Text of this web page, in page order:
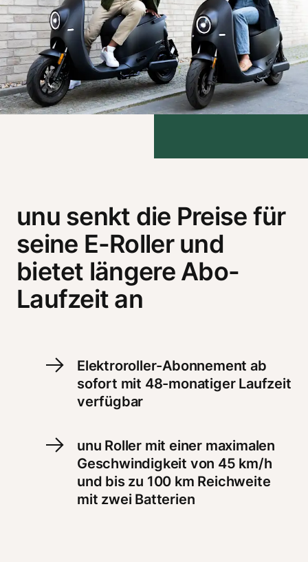
unu senkt die Preise für
seine E-Roller und
bietet längere Abo-
Laufzeit an
Elektroroller-Abonnement ab
sofort mit 48-monatiger Laufzeit
verfügbar
unu Roller mit einer maximalen
Geschwindigkeit von 45 km/h
und bis zu 100 km Reichweite
mit zwei Batterien